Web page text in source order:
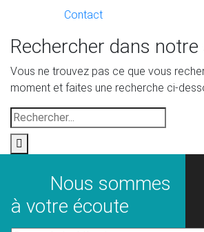
Contact
Rechercher dans notre
Vous ne trouvez pas ce que vous
moment et faites une recherche ci-
Rechercher
Nous sommes
à votre écoute